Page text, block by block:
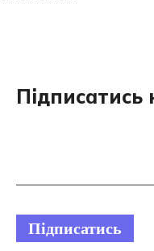
Підписатись
Підписатись